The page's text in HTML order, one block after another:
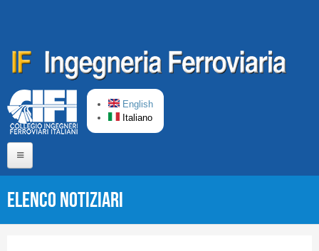
English
Italiano
Elenco Notiziari